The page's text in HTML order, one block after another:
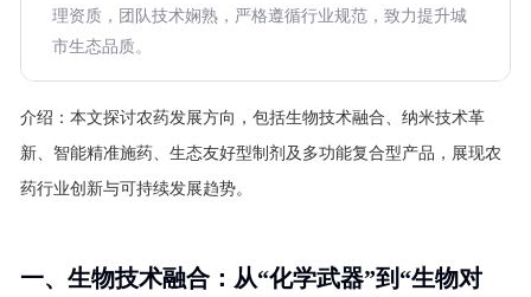
理资质，团队技术娴熟，严格遵循行业规范，致力提升城
市生态品质。
介绍： 本文探讨农药发展方向，包括生物技术融合、纳米技术革
新、智能精准施药、生态友好型制剂及多功能复合型产品，展现农
药行业创新与可持续发展趋势。
一、生物技术融合：从“化学武器”到“生物对